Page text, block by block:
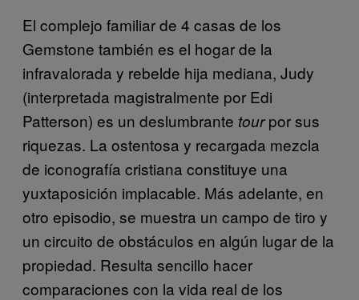
El complejo familiar de 4 casas de los
Gemstone también es el hogar de la
infravalorada y rebelde hija mediana, Judy
(interpretada magistralmente por Edi
Patterson) es un deslumbrante tourpor sus
riquezas. La ostentosa y recargada mezcla
de iconografía cristiana constituye una
yuxtaposición implacable. Más adelante, en
otro episodio, se muestra un campo de tiro y
un circuito de obstáculos en algún lugar de la
propiedad. Resulta sencillo hacer
comparaciones con la vida real de los